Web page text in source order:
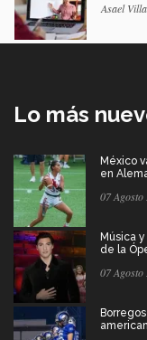
Asael
Lo más
México
en
07 Agosto
Música
de la
07 Agosto